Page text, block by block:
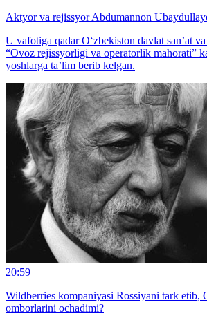
Aktyor va rejissyor Abdumannon
U vafotiga qadar O‘zbekiston davlat san’at
“Ovoz rejissyorligi va operatorlik mahorati”
yoshlarga ta’lim berib kelgan.
20:59
Wildberries kompaniyasi Rossiyani tark etib,
omborlarini ochadimi?